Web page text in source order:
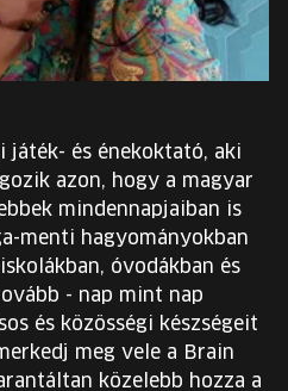
EN
Change
language:
EN
játék- és énekoktató, aki
azon, hogy a magyar
mindennapjaiban is
menti hagyományokban
óvodákban és
- nap mint nap
és közösségi készségeit
meg vele a Brain
közelebb hozza a